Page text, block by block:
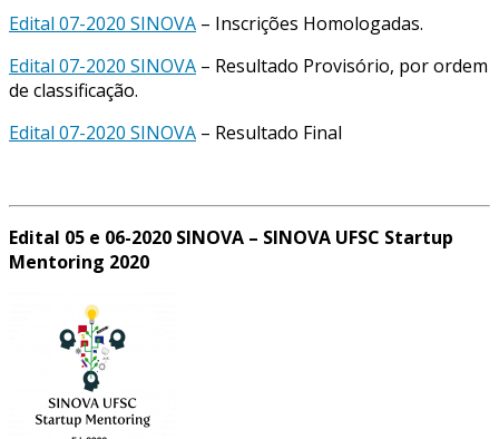
Edital 07-2020 SINOVA – Inscrições Homologadas.
Edital 07-2020 SINOVA – Resultado Provisório, por ordem
de classificação.
Edital 07-2020 SINOVA – Resultado Final
Edital 05 e 06-2020 SINOVA – SINOVA UFSC Startup
Mentoring 2020